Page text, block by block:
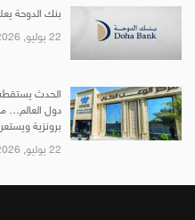
بنك الدوحة
22 يوليو, 2026
برونزية
22 يوليو, 2026